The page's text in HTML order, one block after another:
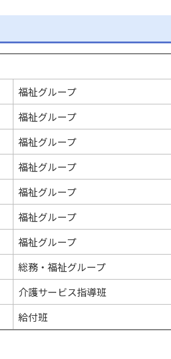
福祉グループ
福祉グループ
福祉グループ
福祉グループ
福祉グループ
福祉グループ
福祉グループ
総務・福祉グループ
介護サービス指導班
給付班